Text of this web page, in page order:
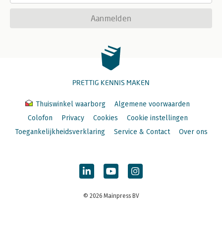
Aanmelden
PRETTIG KENNIS MAKEN
Thuiswinkel waarborg
Algemene voorwaarden
Colofon
Privacy Cookies
Cookie instellingen
Toegankelijkheidsverklaring
Service & Contact Over ons
© 2026 Mainpress BV